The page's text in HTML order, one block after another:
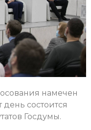
намечен
день состоится
Госдумы.